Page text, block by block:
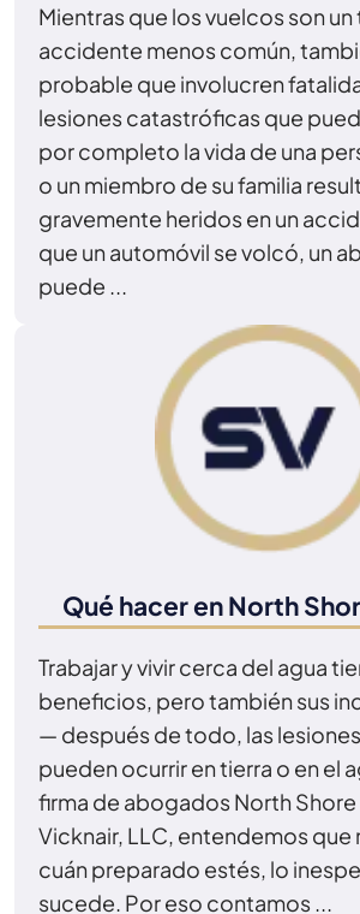
Mientras que los vuelcos son
accidente menos común,
probable que involucren
lesiones catastróficas que
por completo la vida de una
o un miembro de su familia
gravemente heridos en un
que un automóvil se volcó, un
puede ...
Qué hacer en North
Trabajar y vivir cerca del agua
beneficios, pero también sus
— después de todo, las
pueden ocurrir en tierra o en el
firma de abogados North
Vicknair, LLC, entendemos que
cuán preparado estés, lo
sucede. Por eso contamos ...